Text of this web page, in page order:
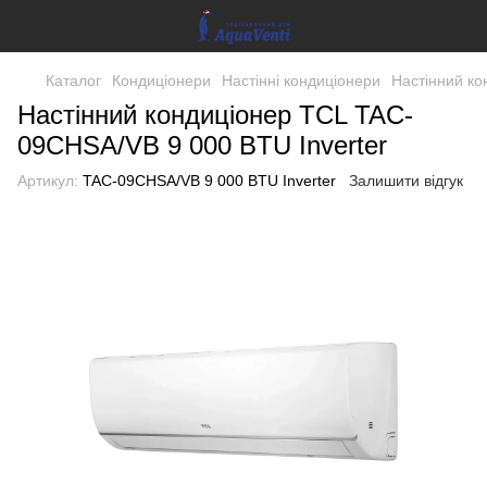
Каталог Кондиціонери Настінні кондиціонери Настінний
Настінний кондиціонер TCL TAC-
09CHSA/VB 9 000 BTU Inverter
Артикул: TAC-09CHSA/VB 9 000 BTU Inverter Залишити відгук